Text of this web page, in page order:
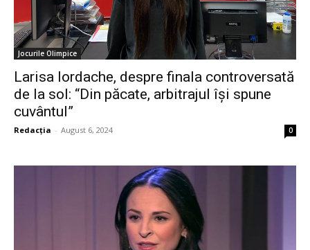
Jocurile Olimpice
Larisa Iordache, despre finala controversată
de la sol: “Din păcate, arbitrajul își spune
cuvântul”
Redacția - August 6, 2024 0